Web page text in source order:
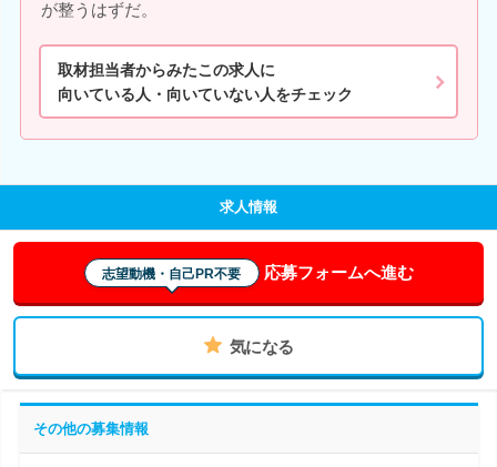
が整うはずだ。
取材担当者からみたこの求人に
向いている人・向いていない人をチェック
求人情報
志望動機・自己PR不要 応募フォームへ進む
気になる
その他の募集情報